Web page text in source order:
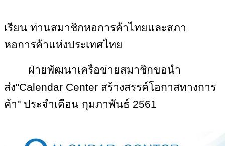
เรียน ท่านสมาชิกหอการค้าไทยและสภา
หอการค้าแห่งประเทศไทย
ฝ่ายพัฒนาเครือข่ายสมาชิกขอนำ
ส่ง"Calendar Center สร้างสรรค์โอกาสทางการ
ค้า" ประจำเดือน กุมภาพันธ์ 2561